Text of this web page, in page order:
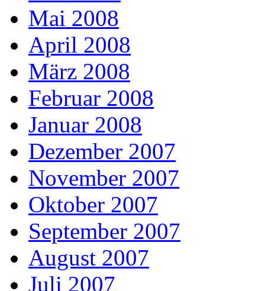
Mai 2008
April 2008
März 2008
Februar 2008
Januar 2008
Dezember 2007
November 2007
Oktober 2007
September 2007
August 2007
Juli 2007